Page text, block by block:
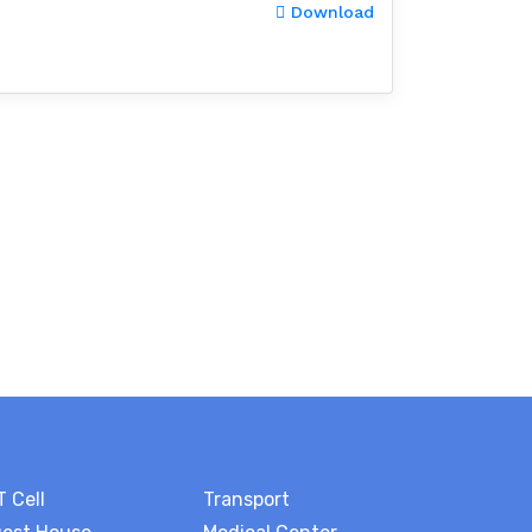
Download
Cell
Transport